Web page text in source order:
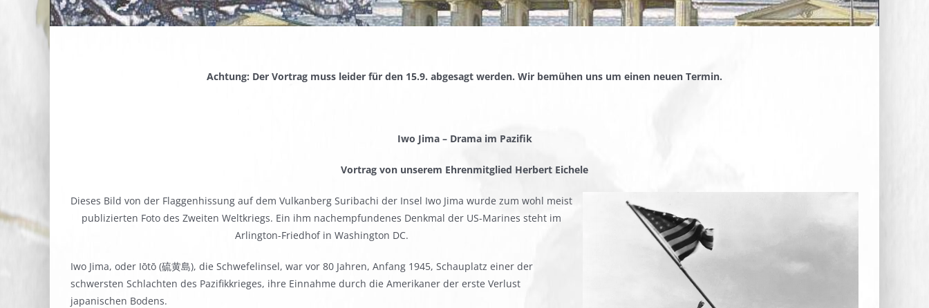
Achtung: Der Vortrag muss leider für den 15.9. abgesagt werden. Wir bemühen uns um einen neuen Termin.
Iwo Jima – Drama im Pazifik
Vortrag von unserem Ehrenmitglied Herbert Eichele
Dieses Bild von der Flaggenhissung auf dem Vulkanberg Suribachi der Insel Iwo Jima wurde zum wohl meist
publizierten Foto des Zweiten Weltkriegs. Ein ihm nachempfundenes Denkmal der US-Marines steht im
Arlington-Friedhof in Washington DC.
Iwo Jima, oder Iōtō (硫黄島), die Schwefelinsel, war vor 80 Jahren, Anfang 1945, Schauplatz einer der
schwersten Schlachten des Pazifikkrieges, ihre Einnahme durch die Amerikaner der erste Verlust
japanischen Bodens.